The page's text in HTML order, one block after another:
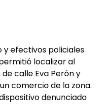
y efectivos policiales
localizar al
calle Eva Perón y
comercio de la zona.
denunciado